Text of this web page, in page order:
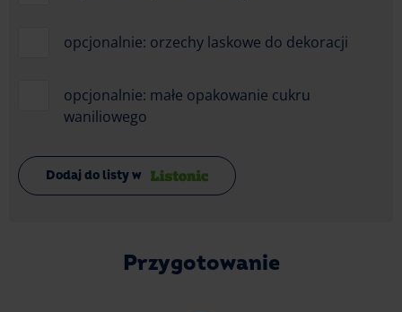
opcjonalnie: orzechy laskowe do dekoracji
opcjonalnie: małe opakowanie cukru
waniliowego
Dodaj do listy w
Przygotowanie